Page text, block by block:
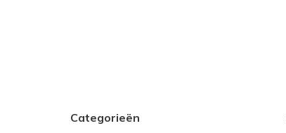
Categorieën